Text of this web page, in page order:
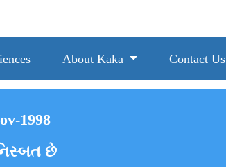
About Kaka Contact Us
1998
છે